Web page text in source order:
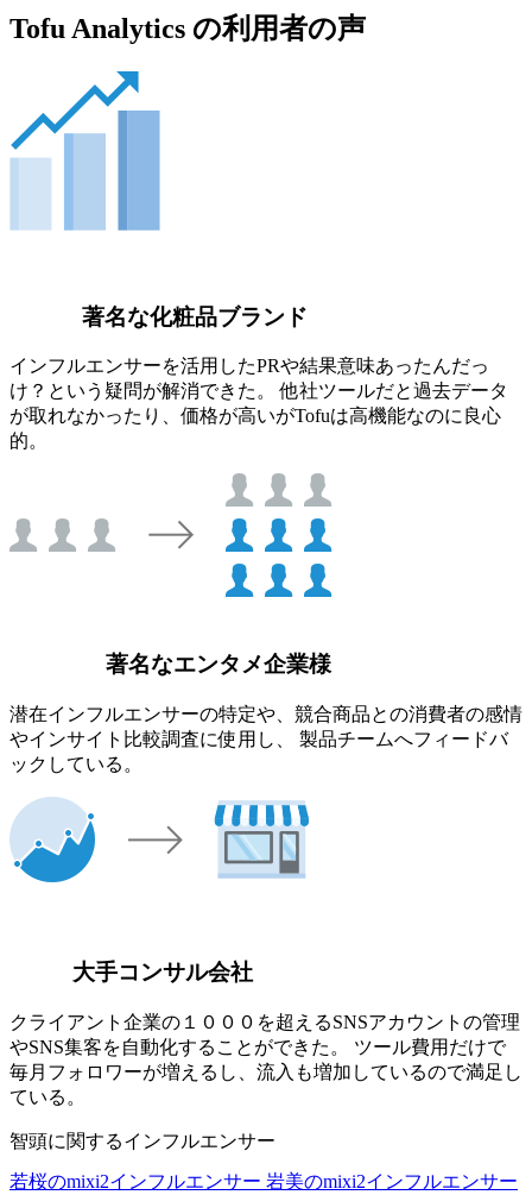
Tofu Analytics の利用者の声
著名な化粧品ブランド
インフルエンサーを活用したPRや結果意味あったんだっ
け？という疑問が解消できた。 他社ツールだと過去データ
が取れなかったり、価格が高いがTofuは高機能なのに良心
的。
著名なエンタメ企業様
潜在インフルエンサーの特定や、競合商品との消費者の感情
やインサイト比較調査に使用し、 製品チームへフィードバ
ックしている。
大手コンサル会社
クライアント企業の１０００を超えるSNSアカウントの管理
やSNS集客を自動化することができた。 ツール費用だけで
毎月フォロワーが増えるし、流入も増加しているので満足し
ている。
智頭に関するインフルエンサー
若桜のmixi2インフルエンサー 岩美のmixi2インフルエンサー